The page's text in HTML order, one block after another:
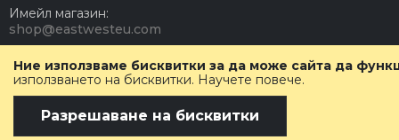
Ние използваме бисквитки за да може сайта да
използването на бисквитки. Научете повече.
Разрешаване на бисквитки
Имейл магазин:
shop@eastwesteu.com
Понеделник - Петък: 08:00 - 17:00 часа.
Събота - Неделя: Почивен ден.
Copyright © Emocosmetics Group, Inc. All rights reserved.